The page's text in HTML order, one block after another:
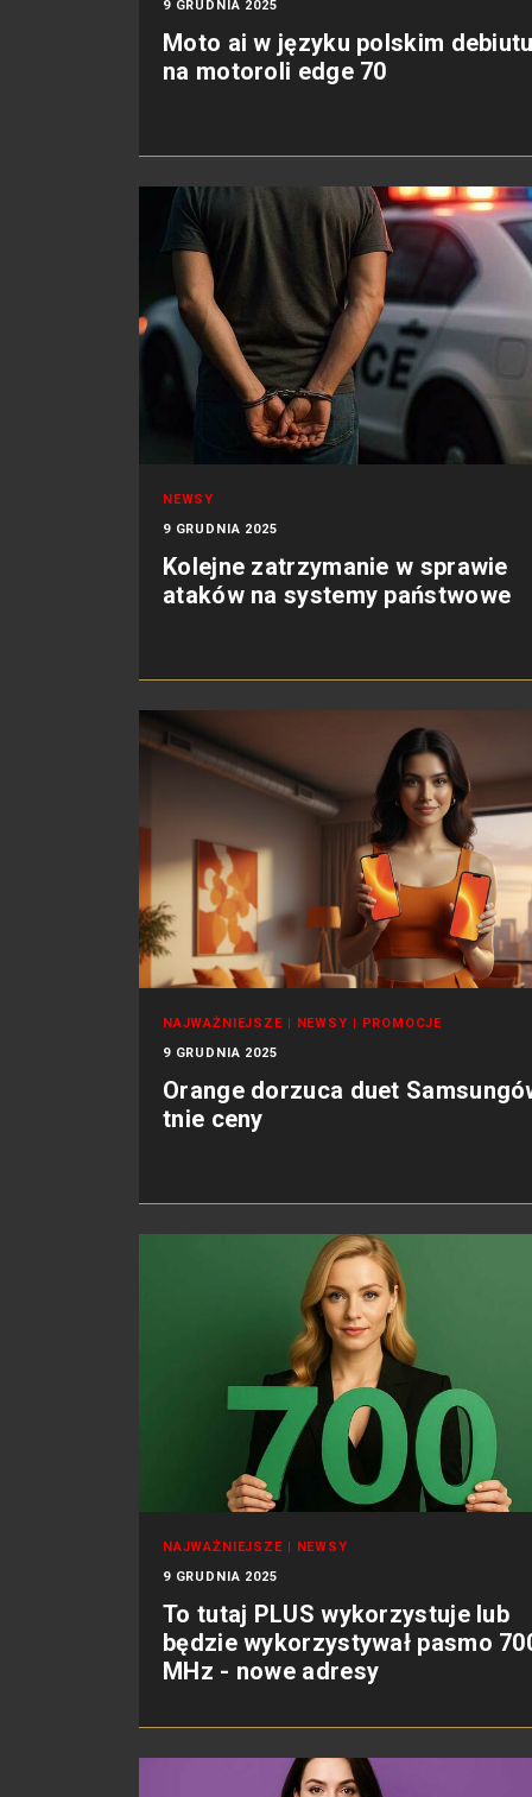
9 GRUDNIA 2025
Moto ai w języku polskim
na motoroli edge 70
NEWSY
9 GRUDNIA 2025
Kolejne zatrzymanie w sprawie
ataków na systemy państwowe
NAJWAŻNIEJSZE | NEWSY | PROMOCJE
9 GRUDNIA 2025
Orange dorzuca duet
tnie ceny
NAJWAŻNIEJSZE | NEWSY
9 GRUDNIA 2025
To tutaj PLUS wykorzystuje lub
będzie wykorzystywał pasmo
MHz - nowe adresy